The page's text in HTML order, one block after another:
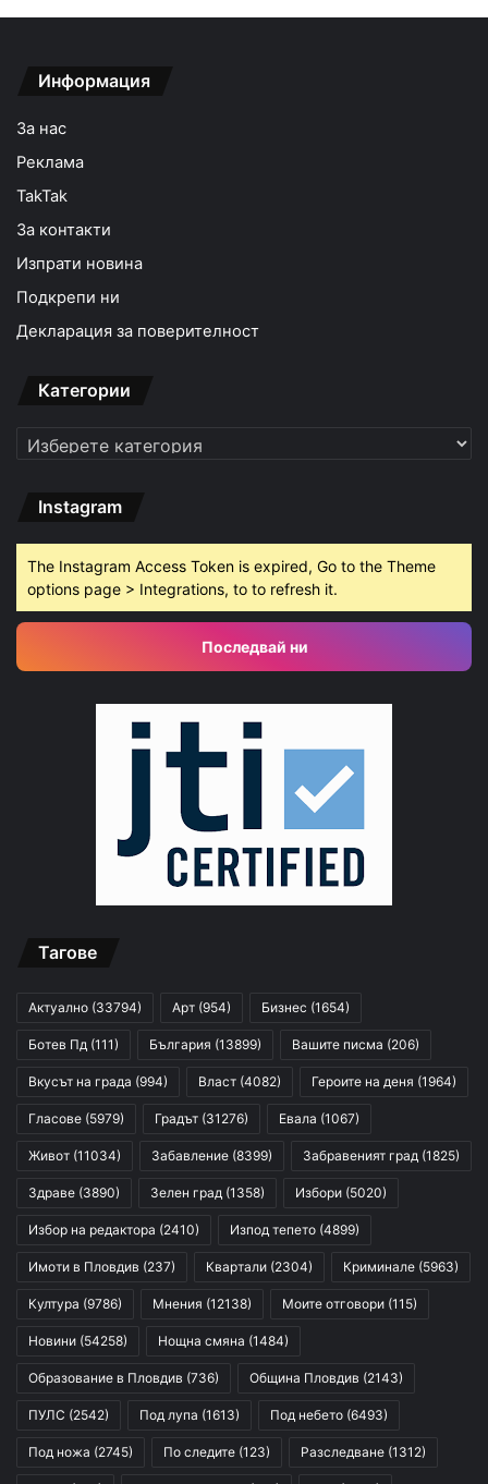
Информация
За нас
Реклама
TakTak
За контакти
Изпрати новина
Подкрепи ни
Декларация за поверителност
Категории
Категории
Instagram
The Instagram Access Token is expired, Go to the Theme
options page > Integrations, to to refresh it.
Последвай ни
Тагове
Актуално (33794) Арт (954) Бизнес (1654)
Ботев Пд (111) България (13899) Вашите писма (206)
Вкусът на града (994) Власт (4082) Героите на деня (1964)
Гласове (5979) Градът (31276) Евала (1067)
Живот (11034) Забавление (8399) Забравеният град (1825)
Здраве (3890) Зелен град (1358) Избори (5020)
Избор на редактора (2410) Изпод тепето (4899)
Имоти в Пловдив (237) Квартали (2304) Криминале (5963)
Култура (9786) Мнения (12138) Моите отговори (115)
Новини (54258) Нощна смяна (1484)
Образование в Пловдив (736) Община Пловдив (2143)
ПУЛС (2542) Под лупа (1613) Под небето (6493)
Под ножа (2745) По следите (123) Разследване (1312)